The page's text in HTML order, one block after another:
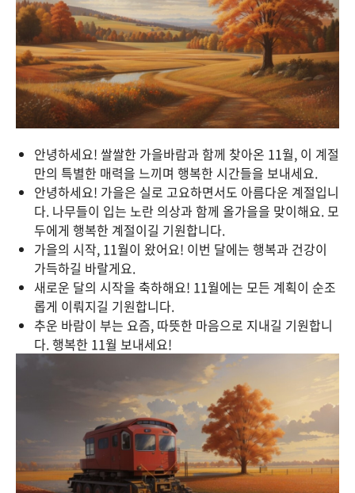
안녕하세요! 쌀쌀한 가을바람과 함께 찾아온 11월, 이 계절
만의 특별한 매력을 느끼며 행복한 시간들을 보내세요.
안녕하세요! 가을은 실로 고요하면서도 아름다운 계절입니
다. 나무들이 입는 노란 의상과 함께 올가을을 맞이해요. 모
두에게 행복한 계절이길 기원합니다.
가을의 시작, 11월이 왔어요! 이번 달에는 행복과 건강이
가득하길 바랄게요.
새로운 달의 시작을 축하해요! 11월에는 모든 계획이 순조
롭게 이뤄지길 기원합니다.
추운 바람이 부는 요즘, 따뜻한 마음으로 지내길 기원합니
다. 행복한 11월 보내세요!